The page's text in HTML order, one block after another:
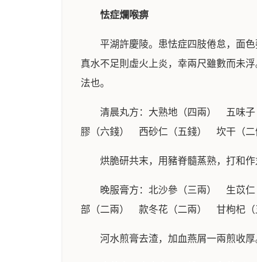
怯症爛喉痹
平湖許慶陵。患怯症四肢倦怠，面
真水不足則虛火上炎，幸兩尺雖數而未
法也。
清晨丸方：大熟地（四兩） 五味
膠（六錢） 西砂仁（五錢） 坎干（二
烘脆研共末，用豬脊髓蒸熟，打和作
晚服膏方：北沙參（三兩） 生苡
部（二兩） 款冬花（二兩） 甘枸杞（
河水煎膏去渣，加血燕屑一兩煎收厚